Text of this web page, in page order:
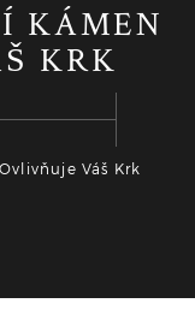
KÁMEN
KRK
Váš Krk